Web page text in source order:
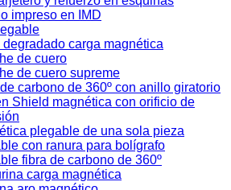
impreso en IMD
degradado carga magnética
de cuero
de cuero supreme
carbono de 360º con anillo giratorio
Shield magnética con orificio de
plegable de una sola pieza
con ranura para bolígrafo
fibra de carbono de 360º
carga magnética